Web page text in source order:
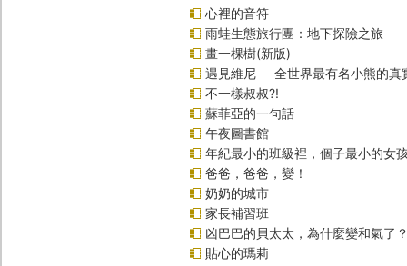
心裡的音符
雨蛙生態旅行團：地下探險之旅
畫一棵樹(新版)
遇見維尼──全世界最有名小熊的真
不一樣叔叔?!
蘇菲亞的一句話
午夜圖書館
年紀最小的班級裡，個子最小的女
爸爸，爸爸，變！
奶奶的城市
家長補習班
凶巴巴的貝太太，為什麼變和氣了
貼心的瑪莉